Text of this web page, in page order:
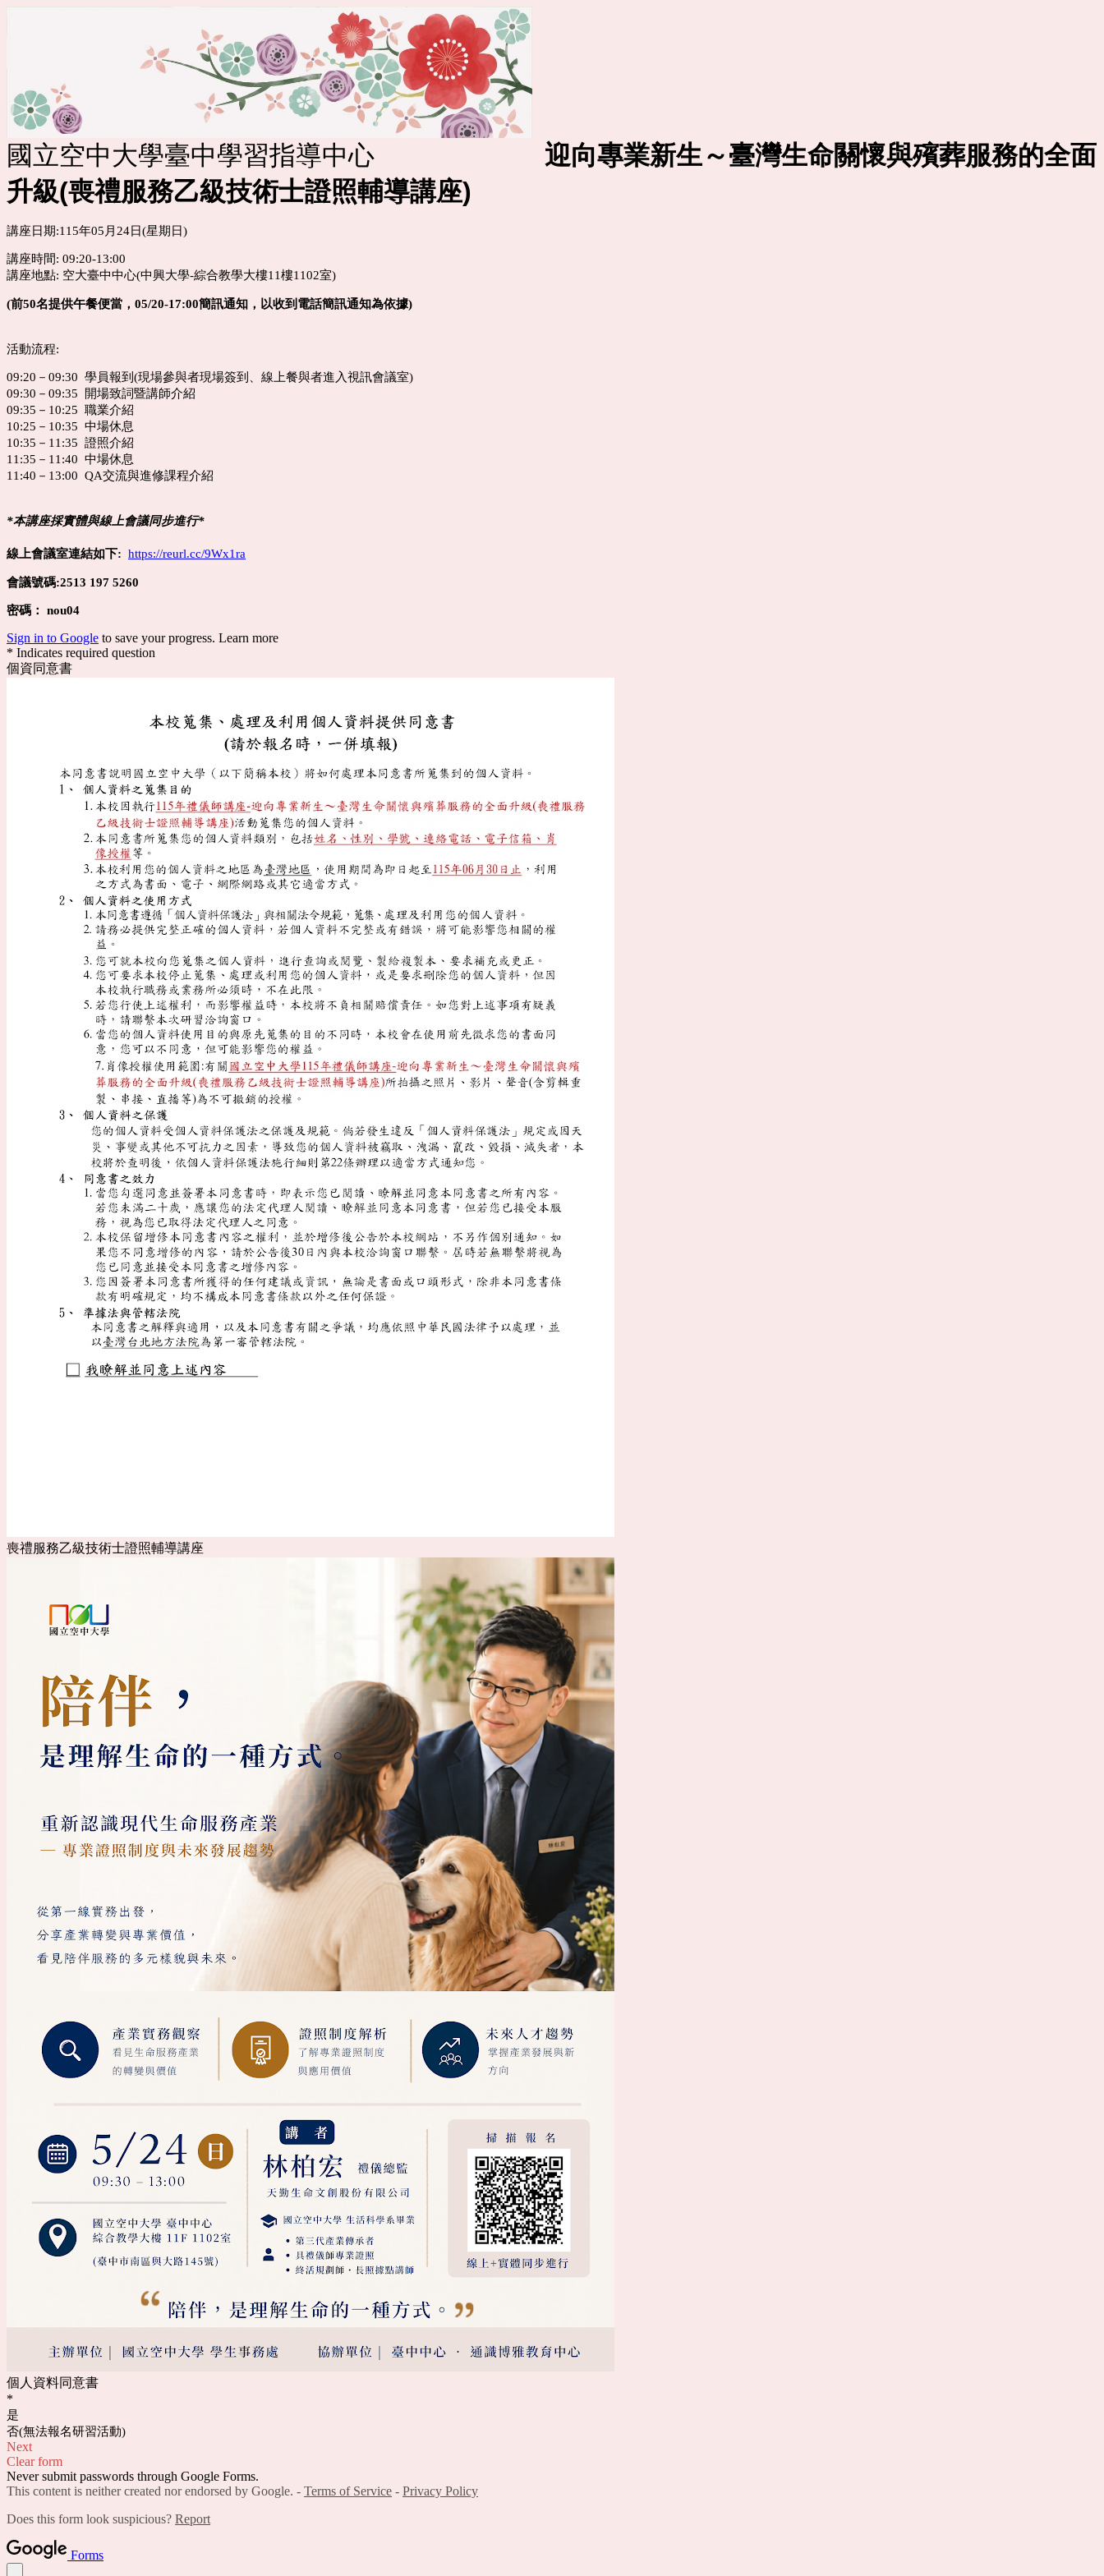
國立空中大學臺中學習指導中心 迎向專業新生～臺灣生命關懷與殯葬服務的全面
升級(喪禮服務乙級技術士證照輔導講座)
講座日期:115年05月24日(星期日)
講座時間: 09:20-13:00
講座地點: 空大臺中中心(中興大學-綜合教學大樓11樓1102室)
(前50名提供午餐便當，05/20-17:00簡訊通知， 以收到電話簡訊通知為依據)
活動流程:
09:20－09:30 學員報到(現場參與者現場簽到、線上餐與者進入視訊會議室)
09:30－09:35 開場致詞暨講師介紹
09:35－10:25 職業介紹
10:25－10:35 中場休息
10:35－11:35 證照介紹
11:35－11:40 中場休息
11:40－13:00 QA交流與進修課程介紹
*本講座採實體與線上會議同步進行*
線上會議室連結如下: https://reurl.cc/9Wx1ra
會議號碼:2513 197 5260
密碼： nou04
Sign in to Google to save your progress. Learn more
* Indicates required question
個資同意書
喪禮服務乙級技術士證照輔導講座
個人資料同意書
*
是
否(無法報名研習活動)
Next
Clear form
Never submit passwords through Google Forms.
This content is neither created nor endorsed by Google. - Terms of Service - Privacy Policy
Does this form look suspicious? Report
Forms